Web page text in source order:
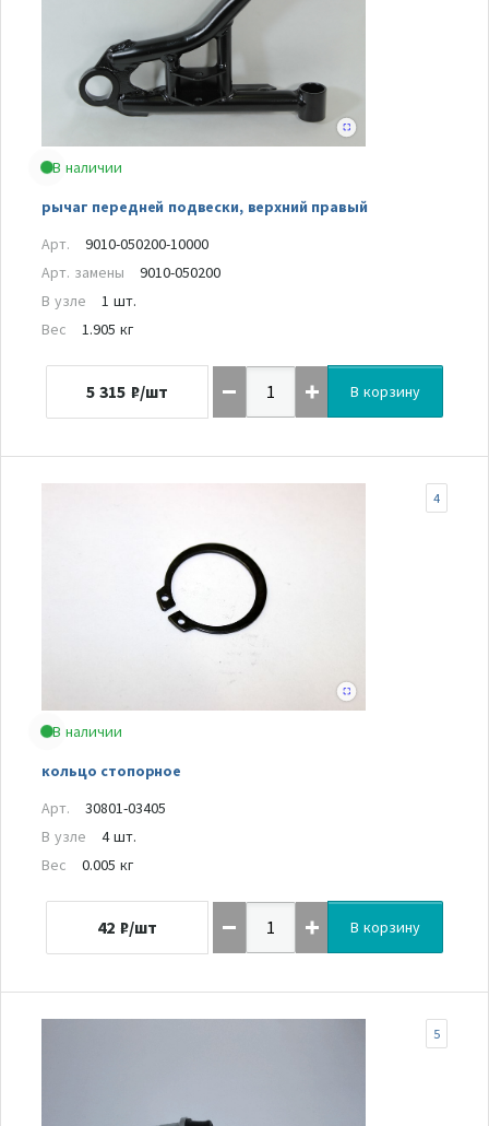
В наличии
рычаг передней подвески, верхний правый
Арт.
9010-050200-10000
Арт. замены
9010-050200
В узле
1 шт.
Вес
1.905 кг
5 315 ₽/шт В корзину
В наличии
кольцо стопорное
4
Арт.
30801-03405
В узле
4 шт.
Вес
0.005 кг
42 ₽/шт В корзину
5